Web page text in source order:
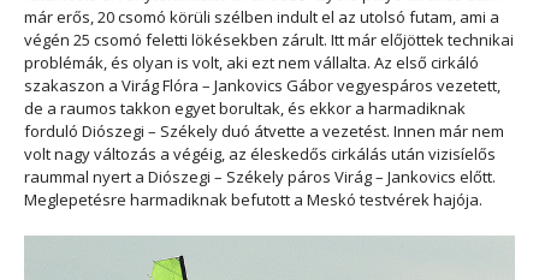
már erős, 20 csomó körüli szélben indult el az utolsó futam, ami a
végén 25 csomó feletti lökésekben zárult. Itt már előjöttek technikai
problémák, és olyan is volt, aki ezt nem vállalta. Az első cirkáló
szakaszon a Virág Flóra – Jankovics Gábor vegyespáros vezetett,
de a raumos takkon egyet borultak, és ekkor a harmadiknak
forduló Diószegi – Székely duó átvette a vezetést. Innen már nem
volt nagy változás a végéig, az éleskedős cirkálás után vizisíelős
raummal nyert a Diószegi – Székely páros Virág – Jankovics előtt.
Meglepetésre harmadiknak befutott a Meskó testvérek hajója.